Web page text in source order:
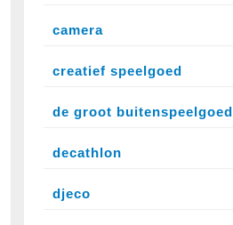
camera
creatief speelgoed
de groot buitenspeelgoed
decathlon
djeco